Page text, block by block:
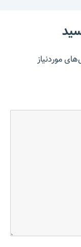
موردنیاز